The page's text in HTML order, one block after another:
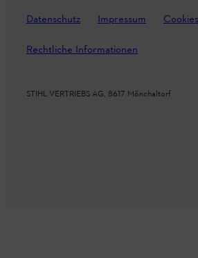
Datenschutz Impressum Cookies
Rechtliche Informationen
STIHL VERTRIEBS AG, 8617 Mönchaltorf